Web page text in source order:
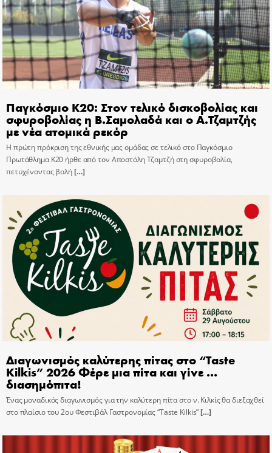
Παγκόσμιο Κ20: Στον τελικό δισκοβολίας και
σφυροβολίας η Β.Σαμολαδά και ο Α.Τζαμτζής
με νέα ατομικά ρεκόρ
Η πρώτη πρόκριση της εθνικής μας ομάδας σε τελικό στο Παγκόσμιο
Πρωτάθλημα Κ20 ήρθε από τον Αποστόλη Τζαμτζή στη σφυροβολία,
πετυχένοντας βολή[…]
Διαγωνισμός καλύτερης πίτας στο “Taste
Kilkis” 2026 Φέρε μια πίτα και γίνε …
διασημόπιτα!
Ένας μοναδικός διαγωνισμός για την καλύτερη πίτα στο ν. Κιλκίς θα διεξαχθεί
στο πλαίσιο του 2ου Φεστιβάλ Γαστρονομίας “Taste Kilkis”[…]